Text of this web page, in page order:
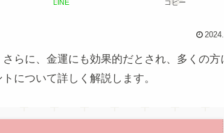
LINE コピー
らに、金運にも効果的だとされ、多くの方
について詳しく解説します。